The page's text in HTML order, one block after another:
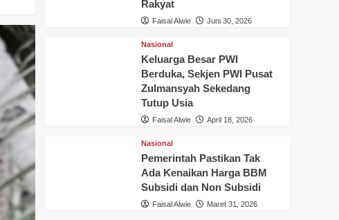
Rakyat
Faisal Alwie Juni 30, 2026
Nasional
Keluarga Besar PWI
Berduka, Sekjen PWI Pusat
Zulmansyah Sekedang
Tutup Usia
Faisal Alwie April 18, 2026
Nasional
Pemerintah Pastikan Tak
Ada Kenaikan Harga BBM
Subsidi dan Non Subsidi
Faisal Alwie Maret 31, 2026
Loh, Ikan Ini Dilarang Dipelihara,